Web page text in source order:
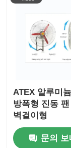
ATEX 알루미
방폭형 진동 팬
벽걸이형
문의 보